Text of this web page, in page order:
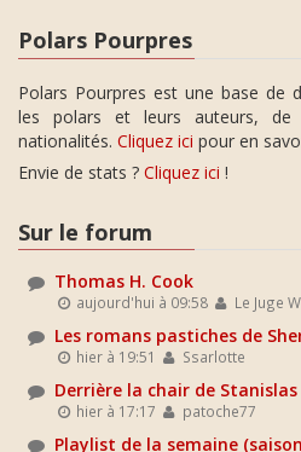
Polars Pourpres
Polars Pourpres est une base de
les polars et leurs auteurs,
nationalités. Cliquez ici pour en
Envie de stats ? Cliquez ici !
Sur le forum
Thomas H. Cook
aujourd'hui à 09:58 Le Juge
Les romans pastiches de
hier à 19:51 Ssarlotte
Derrière la chair de
hier à 17:17 patoche77
Playlist de la semaine